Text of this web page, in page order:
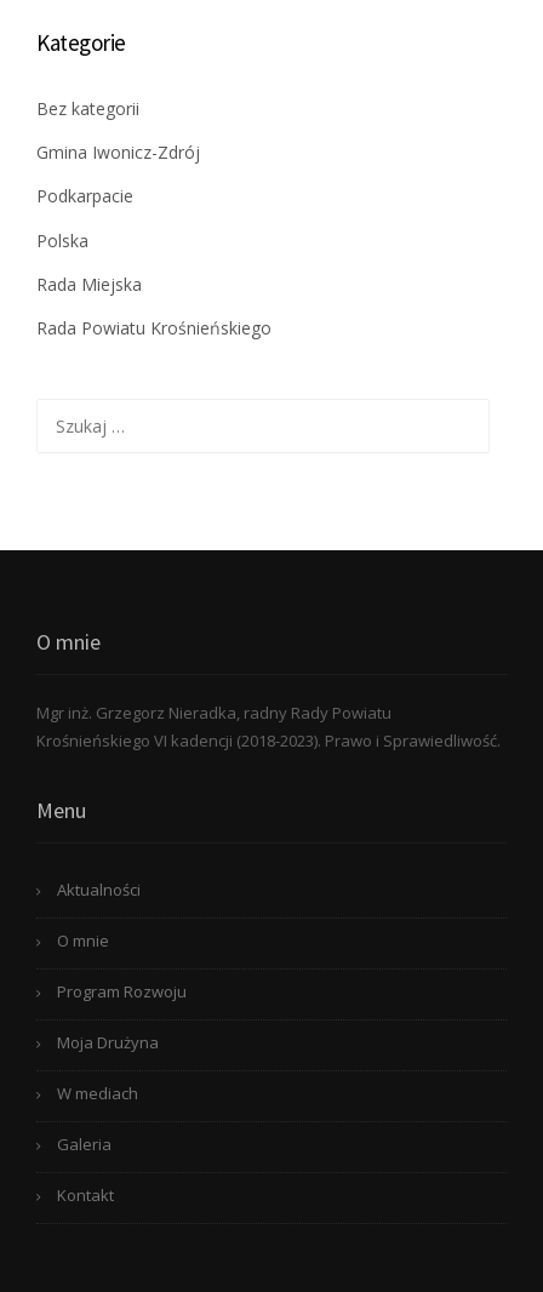
Kategorie
Bez kategorii
Gmina Iwonicz-Zdrój
Podkarpacie
Polska
Rada Miejska
Rada Powiatu Krośnieńskiego
O mnie
Mgr inż. Grzegorz Nieradka, radny Rady Powiatu
Krośnieńskiego VI kadencji (2018-2023). Prawo i Sprawiedliwość.
Menu
Aktualności
O mnie
Program Rozwoju
Moja Drużyna
W mediach
Galeria
Kontakt